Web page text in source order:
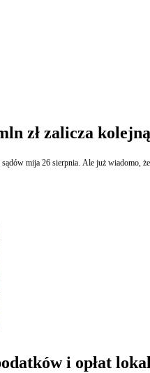
zł zalicza
mija 26 sierpnia. Ale już wiadomo,
i opłat